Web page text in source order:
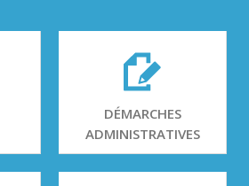
DÉMARCHES
ADMINISTRATIVES